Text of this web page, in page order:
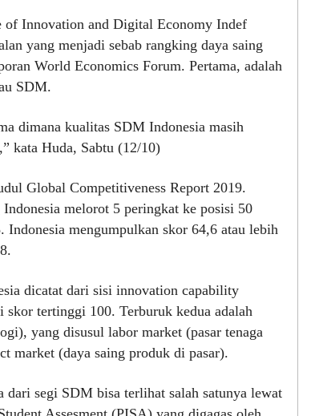
Innovation and Digital Economy Indef
yang menjadi sebab rangking daya saing
World Economics Forum. Pertama, adalah
SDM.
dimana kualitas SDM Indonesia masih
kata Huda, Sabtu (12/10)
Global Competitiveness Report 2019.
melorot 5 peringkat ke posisi 50
Indonesia mengumpulkan skor 64,6 atau lebih
dicatat dari sisi innovation capability
skor tertinggi 100. Terburuk kedua adalah
yang disusul labor market (pasar tenaga
market (daya saing produk di pasar).
dari segi SDM bisa terlihat salah satunya lewat